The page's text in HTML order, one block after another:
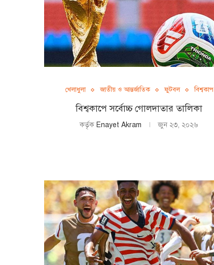
খেলাধুলা জাতীয় ও আন্তর্জাতিক ফুটবল বিশ্বকাপ
বিশ্বকাপে সর্বোচ্চ গোলদাতার তালিকা
কর্তৃক Enayet Akram জুন ২৩, ২০২৬